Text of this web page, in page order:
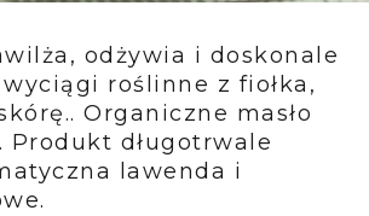
odżywia i doskonale
roślinne z fiołka,
Organiczne masło
długotrwale
lawenda i